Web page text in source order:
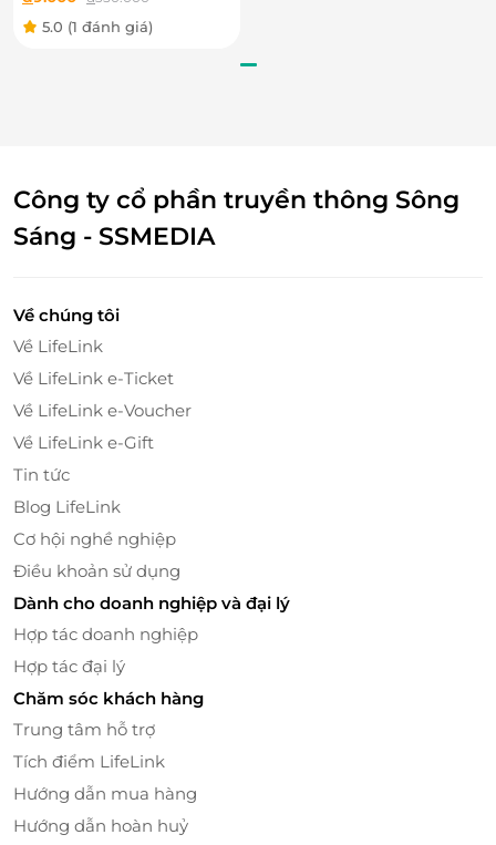
Gội đầu kết hợp với các động tác massage thư thái, nhẹ nhàng.
Đặc biệt, tại liệu trình này khách hàng sẽ có những
phút giây thư giãn với các động tác massage cổ, vai,
gáy, chải ngọc nhẹ nhàng giúp đả thông kinh lạc,
tăng cường tuần hoàn máu, bổ sung năng lượng
cho toàn cơ thể.
vụ Triệt lông nách hoặc
5.0 (1 đánh giá)
Công ty cổ phần truyền thông Sông
Sáng - SSMEDIA
Về chúng tôi
Về LifeLink
Về LifeLink e-Ticket
Về LifeLink e-Voucher
Về LifeLink e-Gift
Tin tức
Blog LifeLink
Cơ hội nghề nghiệp
Điều khoản sử dụng
Dành cho doanh nghiệp và đại lý
Hợp tác doanh nghiệp
Hợp tác đại lý
Chăm sóc khách hàng
Trung tâm hỗ trợ
Tích điểm LifeLink
Hướng dẫn mua hàng
Hướng dẫn hoàn huỷ